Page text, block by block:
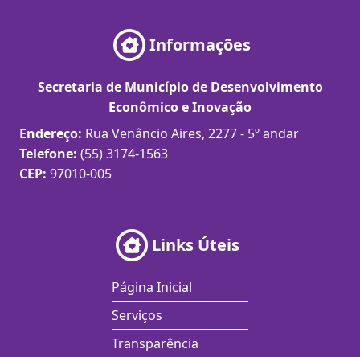
Informações
Secretaria de Município de Desenvolvimento
Econômico e Inovação
Endereço: Rua Venâncio Aires, 2277 - 5º andar
Telefone: (55) 3174-1563
CEP: 97010-005
Links Úteis
Página Inicial
Serviços
Transparência